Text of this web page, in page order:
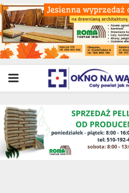
PRIMARY
MENU